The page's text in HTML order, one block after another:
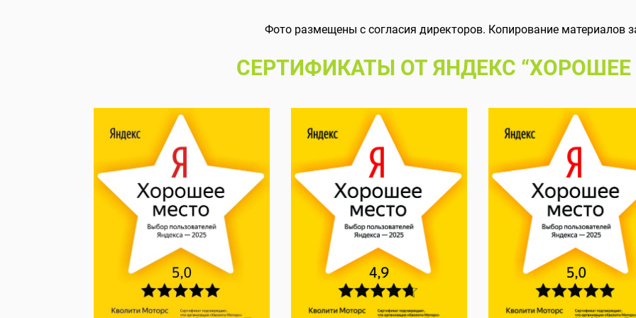
Фото размещены с согласия директоров. Копирование материалов
СЕРТИФИКАТЫ ОТ ЯНДЕКС “ХОРОШЕЕ